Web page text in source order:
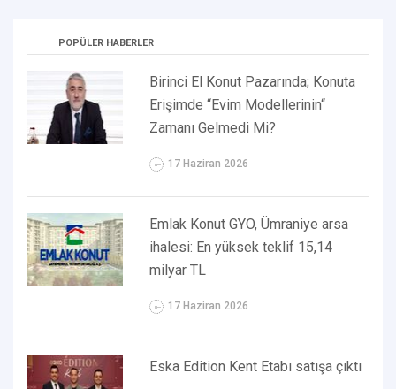
POPÜLER HABERLER
Birinci El Konut Pazarında; Konuta
Erişimde “Evim Modellerinin“
Zamanı Gelmedi Mi?
17 Haziran 2026
Emlak Konut GYO, Ümraniye arsa
ihalesi: En yüksek teklif 15,14
milyar TL
17 Haziran 2026
Eska Edition Kent Etabı satışa çıktı